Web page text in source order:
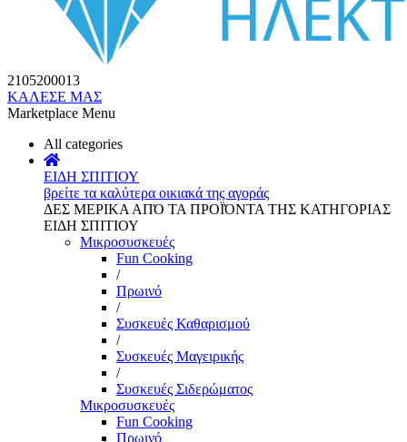
2105200013
ΚΑΛΕΣΕ ΜΑΣ
Marketplace Menu
All categories
ΕΙΔΗ ΣΠΙΤΙΟΥ
βρείτε τα καλύτερα οικιακά της αγοράς
ΔΕΣ ΜΕΡΙΚΑ ΑΠΌ ΤΑ ΠΡΟΪΌΝΤΑ ΤΗΣ ΚΑΤΗΓΟΡΙΑΣ
ΕΙΔΗ ΣΠΙΤΙΟΥ
Μικροσυσκευές
Fun Cooking
/
Πρωινό
/
Συσκευές Καθαρισμού
/
Συσκευές Μαγειρικής
/
Συσκευές Σιδερώματος
Μικροσυσκευές
Fun Cooking
Πρωινό